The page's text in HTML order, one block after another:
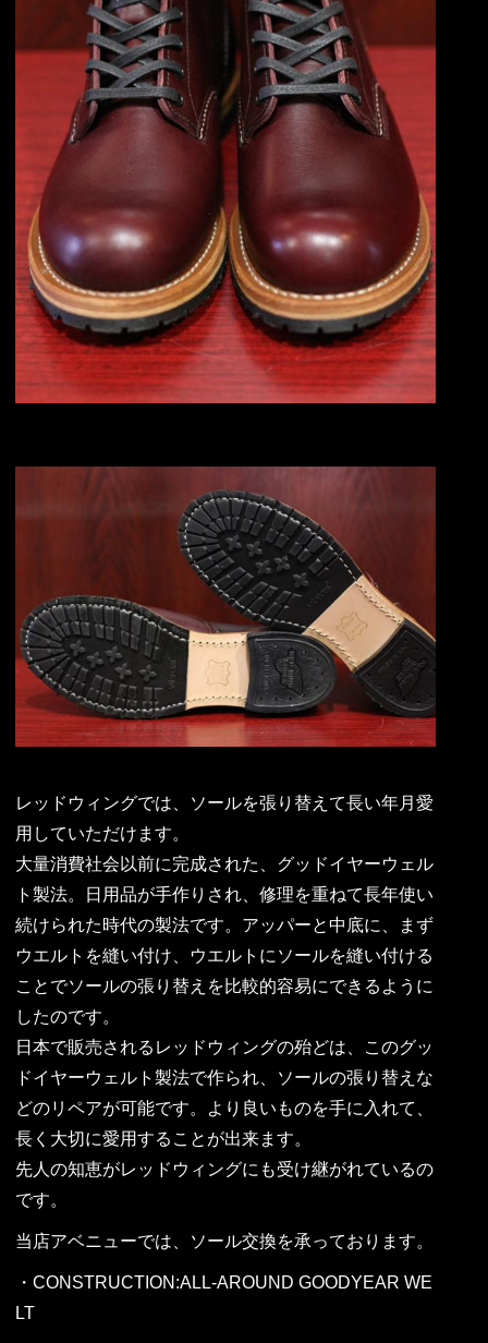
レッドウィングでは、ソールを張り替えて長い年月愛
用していただけます。
大量消費社会以前に完成された、グッドイヤーウェル
ト製法。日用品が手作りされ、修理を重ねて長年使い
続けられた時代の製法です。アッパーと中底に、まず
ウエルトを縫い付け、ウエルトにソールを縫い付ける
ことでソールの張り替えを比較的容易にできるように
したのです。
日本で販売されるレッドウィングの殆どは、このグッ
ドイヤーウェルト製法で作られ、ソールの張り替えな
どのリペアが可能です。より良いものを手に入れて、
長く大切に愛用することが出来ます。
先人の知恵がレッドウィングにも受け継がれているの
です。
当店アベニューでは、ソール交換を承っております。
・CONSTRUCTION:ALL-AROUND GOODYEAR WE
LT